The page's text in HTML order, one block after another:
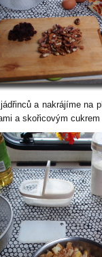
a nakrájíme na
a skořicovým